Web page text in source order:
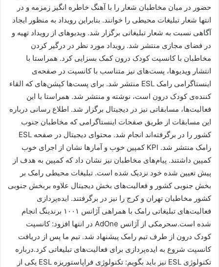
حضور در میان مخاطبان شعار را با آهنگ خاطره انگیز زمزمه و در
انتها شعار تبلیغات محیطی را خوانند. بنابراین رویداد به منظور ایجاد
آگاهی نسبت به شعار تبلیغاتی برگزار شد. ویدیوهای از رویداد تهیه و
در فضای مجازی منتشر شد. رویداد مورد نظر در درگیر کردن
مخاطبان با کانسپت کودک درون کمک بسزایی کرد. همراستا با
انتشار ویدیوها، پست‌های نیز متناسب با کانسپت در صفحه‌ی
اینستاگرامی رامک ESL منتشر شد. برای پست‌ها کپشن‌های که القاء
کننده‌ی کودک درون است، نوشته و منتشر شد. همراستا با این
فعالیت‌ها، مسابقاتی نیز در دیجیتال برگزار شد. اطلاع رسانی درباره
این مسابقات از طریق صفحات اینستاگرامی که مخاطبان جنوب
کشور را در برگرفته‌اند انجام شد. محتوای دیجیتال در صفحه ESL
رامک منتشر شد. KPI کمپین خوب و آمارها نشان از اجرای خوب
کمپین داشتند. پیام‌های مخاطبان نیز نشان داد که کمپین به هدف از
پیش تعیین شده خود نزدیک شده است. تبلیغات محیطی رامک بر
بخش جنوبی کشور و فعالیت‌های بخش دیجیتال علاوه بربخش جنوبی
کشور مخاطبان تهران و کرج را نیز در برگرفتند. ایده‌پردازی
فعالیت‌های تبلیغاتی رامک با همراهی آژانس ۱۰۰۱ برندینگ انجام
شده است.سحرمکی از آژانس AdOne در انتها افزود: کانسپت
کودک درون از طرف تیم رامک پیشنهاد شد. تیم ما پس از دریافت
کانسپت شروع به ایده‌پردازی برای فعالیت‌های تبلیغاتی کرد.درباره
تکنولوژی ESL نیز باید بگویم: تکنولوژی فراپاستوریزه ESL یکی از